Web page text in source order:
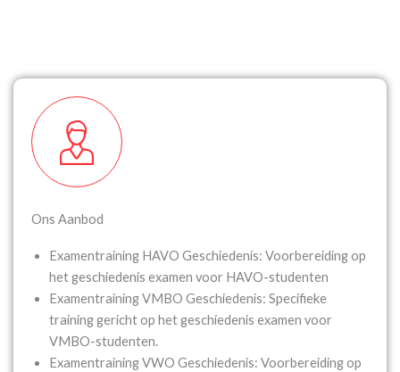
Ons Aanbod
Examentraining HAVO Geschiedenis: Voorbereiding op
het geschiedenis examen voor HAVO-studenten
Examentraining VMBO Geschiedenis: Specifieke
training gericht op het geschiedenis examen voor
VMBO-studenten.
Examentraining VWO Geschiedenis: Voorbereiding op